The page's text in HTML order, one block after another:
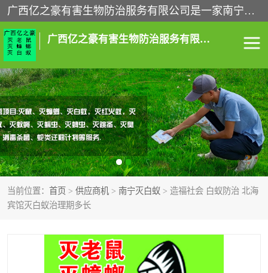
广西亿之豪有害生物防治服务有限公司是一家南宁灭鼠公司、灭蟑螂公司，南宁杀虫公司，南宁除虫公司，南宁灭跳蚤公司，南宁灭白蚁公司，南宁除四害公司,广西亿之豪有害生物防治服务有限公司专业灭蟑螂,除臭虫,其他害虫,服务上门,安全环保,售后保障,一次消杀，竭诚为您服务.
广西亿之豪有害生物防治服务有限公司
当前位置： 首页 > 供应商机 > 南宁灭白蚁 > 造福社会 白蚁防治 北海
宾馆灭白蚁治理期多长
南宁灭白蚁 南宁灭老鼠
南宁灭蟑螂 南宁杀虫
南宁除四害 南宁消杀
南宁除虫公司